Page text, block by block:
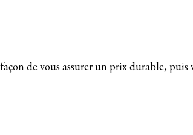
de vous assurer un prix durable,